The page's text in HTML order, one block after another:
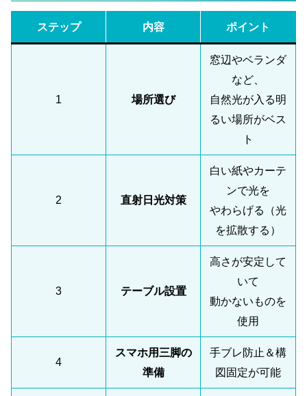
ステップ 内容 ポイント
1 場所選び
窓辺やベランダ
など、
自然光が入る明
るい場所がベス
ト
2 直射日光対策
白い紙やカーテ
ンで光を
やわらげる（光
を拡散する）
3 テーブル設置
高さが安定して
いて
動かないものを
使用
4
スマホ用三脚の
準備
手ブレ防止＆構
図固定が可能